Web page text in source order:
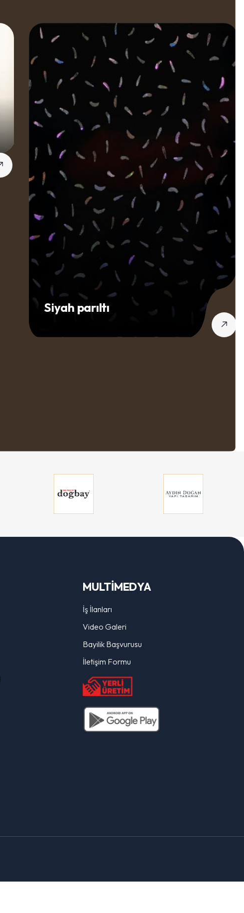
Siyah parıltı
MULTİMEDYA
İş İlanları
Video Galeri
Bayilik Başvurusu
İletişim Formu